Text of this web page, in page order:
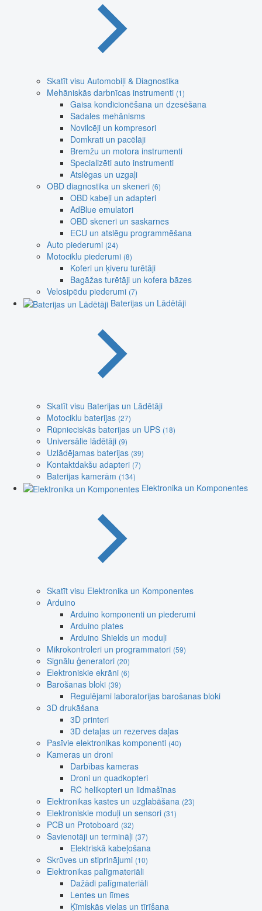
Skatīt visu Automobiļi & Diagnostika
Mehāniskās darbnīcas instrumenti (1)
Gaisa kondicionēšana un dzesēšana
Sadales mehānisms
Novilcēji un kompresori
Domkrati un pacēlāji
Bremžu un motora instrumenti
Specializēti auto instrumenti
Atslēgas un uzgaļi
OBD diagnostika un skeneri (6)
OBD kabeļi un adapteri
AdBlue emulatori
OBD skeneri un saskarnes
ECU un atslēgu programmēšana
Auto piederumi (24)
Motociklu piederumi (8)
Koferi un ķiveru turētāji
Bagāžas turētāji un kofera bāzes
Velosipēdu piederumi (7)
Baterijas un Lādētāji
Skatīt visu Baterijas un Lādētāji
Motociklu baterijas (27)
Rūpnieciskās baterijas un UPS (18)
Universālie lādētāji (9)
Uzlādējamas baterijas (39)
Kontaktdakšu adapteri (7)
Baterijas kamerām (134)
Elektronika un Komponentes
Skatīt visu Elektronika un Komponentes
Arduino
Arduino komponenti un piederumi
Arduino plates
Arduino Shields un moduļi
Mikrokontroleri un programmatori (59)
Signālu ģeneratori (20)
Elektroniskie ekrāni (6)
Barošanas bloki (39)
Regulējami laboratorijas barošanas bloki
3D drukāšana
3D printeri
3D detaļas un rezerves daļas
Pasīvie elektronikas komponenti (40)
Kameras un droni
Darbības kameras
Droni un quadkopteri
RC helikopteri un lidmašīnas
Elektronikas kastes un uzglabāšana (23)
Elektroniskie moduļi un sensori (31)
PCB un Protoboard (32)
Savienotāji un termināļi (37)
Elektriskā kabeļošana
Skrūves un stiprinājumi (10)
Elektronikas palīgmateriāli
Dažādi palīgmateriāli
Lentes un līmes
Ķīmiskās vielas un tīrīšana